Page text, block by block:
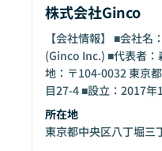
株式会社Ginco
【会社情報】 ■会社名
(Ginco Inc.) ■代表者：
地：〒104-0032 東京
目27-4 ■設立：2017年
金：4億1,000万円 ■事
資産ウォレットシステ
NFTサービス基盤「
所在地
東京都中央区八丁堀三